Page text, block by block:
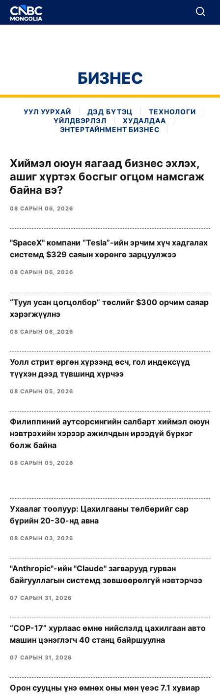
BREAKING
Цуцлах
БИЗНЕС
УУЛ УУРХАЙ ДЭД БҮТЭЦ
ТЕХНОЛОГИ
ҮЙЛДВЭРЛЭЛ
ХУДАЛДАА
ЭНТЕРТАЙНМЕНТ БИЗНЕС
Хиймэл оюун яагаад бизнес эхлэх,
ашиг хүртэх босгыг огцом намсгаж
байна вэ?
08 САРЫН 06, 2026
"SpaceX" компани “Tesla”-ийн эрчим хүч хадгалах
системд $329 саяын хөрөнгө зарцуулжээ
08 САРЫН 06, 2026
“Туул усан цогцолбор” төслийг $300 орчим саяар
хэрэгжүүлнэ
08 САРЫН 06, 2026
Уолл стрит өргөн хүрээнд өсч, гол индексүүд
түүхэн дээд түвшинд хүрчээ
08 САРЫН 05, 2026
Филиппиний аутсорсингийн салбарт хиймэл оюун
нэвтрэхийн хэрээр ажилчдын ирээдүй бүрхэг
болж байна
08 САРЫН 05, 2026
Ухаалаг тоолуур: Цахилгааны төлбөрийг сар
бүрийн 20-30-нд авна
08 САРЫН 03, 2026
"Anthropic"-ийн "Claude" загварууд гурван
байгууллагын системд зөвшөөрөлгүй нэвтэрчээ
07 САРЫН 31, 2026
“COP-17” хурлаас өмнө нийслэлд цахилгаан авто
машин цэнэглэгч 40 станц байршуулна
07 САРЫН 31, 2026
Орон сууцны үнэ өмнөх оны мөн үеэс 7.1 хувиар